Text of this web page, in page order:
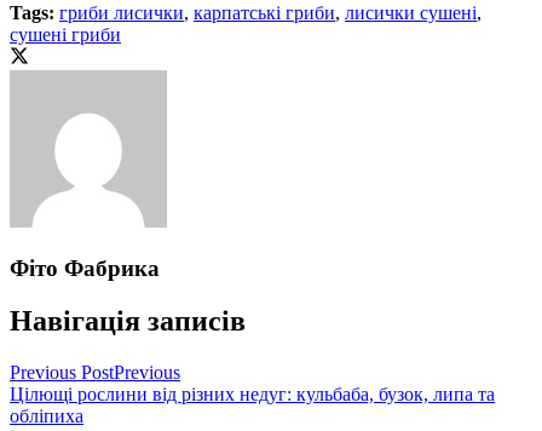
Tags: гриби лисички, карпатські гриби, лисички сушені,
сушені гриби
Фіто Фабрика
Навігація записів
Previous PostPrevious
Цілющі рослини від різних недуг: кульбаба, бузок, липа та
обліпиха